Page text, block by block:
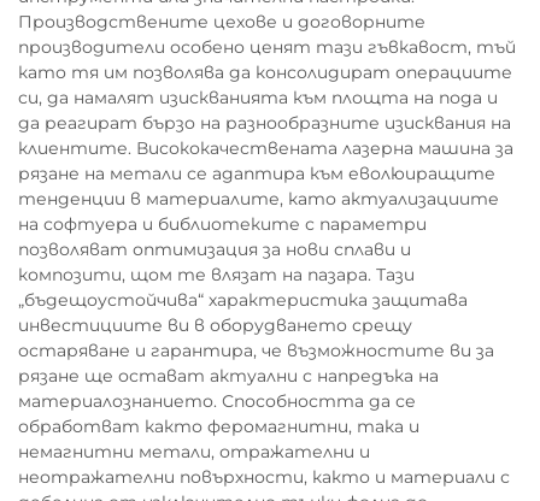
Производствените цехове и договорните
производители особено ценят тази гъвкавост, тъй
като тя им позволява да консолидират операциите
си, да намалят изискванията към площта на пода и
да реагират бързо на разнообразните изисквания на
клиентите. Висококачествената лазерна машина за
рязане на метали се адаптира към еволюиращите
тенденции в материалите, като актуализациите
на софтуера и библиотеките с параметри
позволяват оптимизация за нови сплави и
композити, щом те влязат на пазара. Тази
„бъдещоустойчива“ характеристика защитава
инвестициите ви в оборудването срещу
остаряване и гарантира, че възможностите ви за
рязане ще остават актуални с напредъка на
материалознанието. Способността да се
обработват както феромагнитни, така и
немагнитни метали, отражателни и
неотражателни повърхности, както и материали с